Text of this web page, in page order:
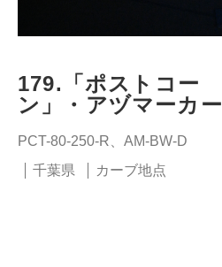
179.「ポストコー
ン」・アヅマーカー
PCT-80-250-R、AM-BW-D
千葉県
カーブ地点